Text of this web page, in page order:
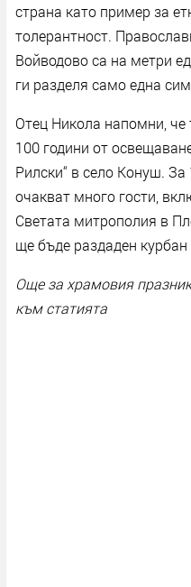
страна като пример за
толерантност.
Войводово са на метри
ги разделя само една
Отец Никола напомни,
100 години от
Рилски“ в село Конуш.
очакват много гости,
Светата митрополия в
ще бъде раздаден
Още за храмовия
към статията